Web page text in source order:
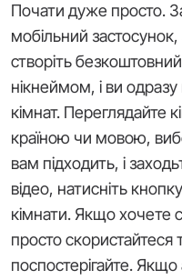
Почати дуже просто.
мобільний застосунок,
створіть
нікнеймом, і ви
кімнат. Переглядайте
країною чи мовою,
вам підходить, і
відео, натисніть
кімнати. Якщо хочете
просто скористайтеся
поспостерігайте.